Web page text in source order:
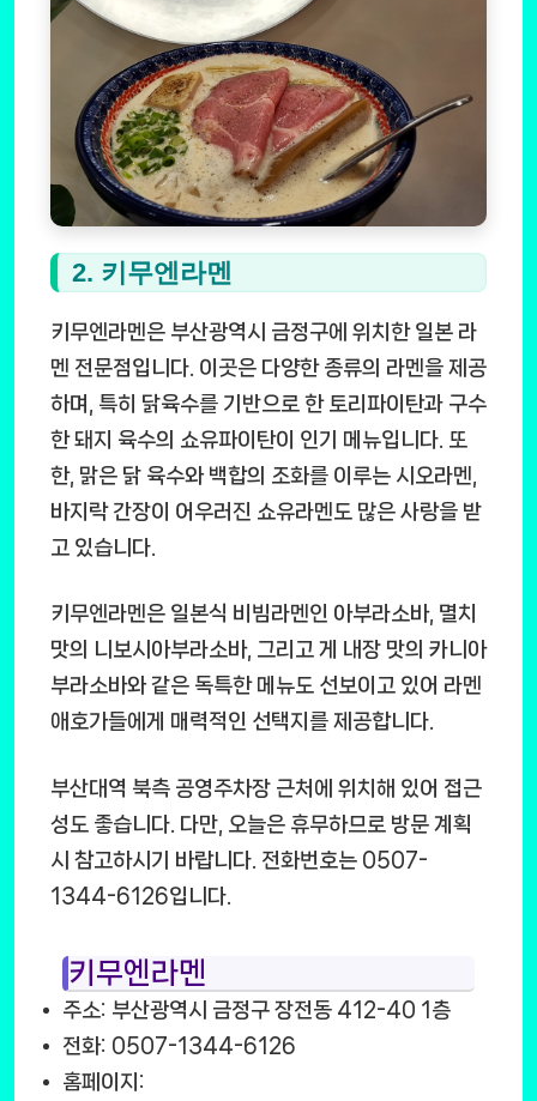
2. 키무엔라멘
키무엔라멘은 부산광역시 금정구에 위치한 일본 라
멘 전문점입니다. 이곳은 다양한 종류의 라멘을 제공
하며, 특히 닭육수를 기반으로 한 토리파이탄과 구수
한 돼지 육수의 쇼유파이탄이 인기 메뉴입니다. 또
한, 맑은 닭 육수와 백합의 조화를 이루는 시오라멘,
바지락 간장이 어우러진 쇼유라멘도 많은 사랑을 받
고 있습니다.
키무엔라멘은 일본식 비빔라멘인 아부라소바, 멸치
맛의 니보시아부라소바, 그리고 게 내장 맛의 카니아
부라소바와 같은 독특한 메뉴도 선보이고 있어 라멘
애호가들에게 매력적인 선택지를 제공합니다.
부산대역 북측 공영주차장 근처에 위치해 있어 접근
성도 좋습니다. 다만, 오늘은 휴무하므로 방문 계획
시 참고하시기 바랍니다. 전화번호는 0507-
1344-6126입니다.
키무엔라멘
주소: 부산광역시 금정구 장전동 412-40 1층
전화: 0507-1344-6126
홈페이지: